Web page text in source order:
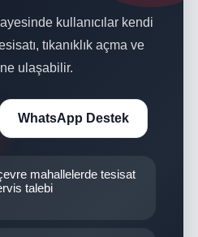
kullanıcılar kendi
tıkanıklık açma ve
ulaşabilir.
WhatsApp Destek
mahallelerde tesisat
talebi